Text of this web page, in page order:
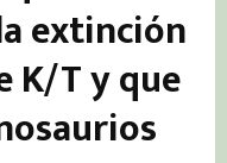
extinción
K/T y que